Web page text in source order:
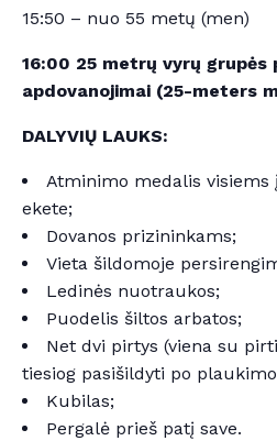
15:50 – nuo 55 metų (men)
16:00 25 metrų vyrų grupės
apdovanojimai (25-meters
DALYVIŲ LAUKS:
Atminimo medalis
ekete;
Dovanos prizininkams;
Vieta šildomoje
Ledinės nuotraukos;
Puodelis šiltos arbatos;
Net dvi pirtys (viena su
tiesiog pasišildyti po
Kubilas;
Pergalė prieš patį save.